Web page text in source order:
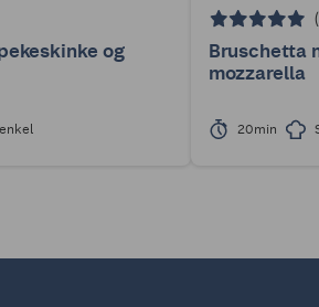
og
Bruschetta
mozzarella
20min